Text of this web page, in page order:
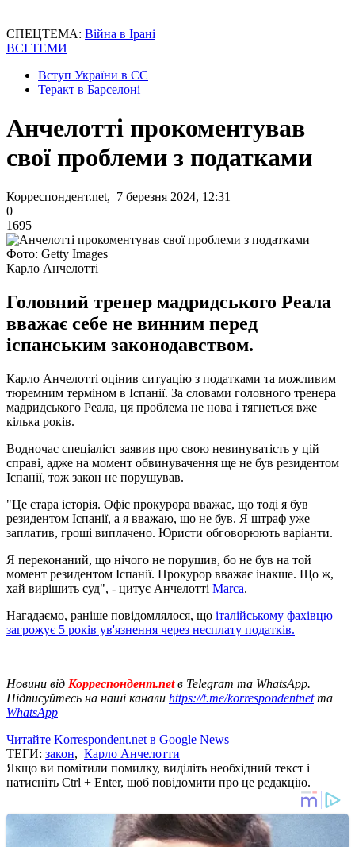
СПЕЦТЕМА: Війна в Ірані
ВСІ ТЕМИ
Вступ України в ЄС
Теракт в Барселоні
Анчелотті прокоментував
свої проблеми з податками
Корреспондент.net, 7 березня 2024, 12:31
0
1695
Фото: Getty Images
Карло Анчелотті
Головний тренер мадридського Реала
вважає себе не винним перед
іспанським законодавством.
Карло Анчелотті оцінив ситуацію з податками та можливим
тюремним терміном в Іспанії. За словами головного тренера
мадридського Реала, ця проблема не нова і тягнеться вже
кілька років.
Водночас спеціаліст заявив про свою невинуватість у цій
справі, адже на момент обвинувачення ще не був резидентом
Іспанії, тож закон не порушував.
"Це стара історія. Офіс прокурора вважає, що тоді я був
резидентом Іспанії, а я вважаю, що не був. Я штраф уже
заплатив, гроші виплачено. Юристи обговорюють варіанти.
Я переконаний, що нічого не порушив, бо не був на той
момент резидентом Іспанії. Прокурор вважає інакше. Що ж,
хай вирішить суд", - цитує Анчелотті Marca.
Нагадаємо, раніше повідомлялося, що італійському фахівцю
загрожує 5 років ув'язнення через несплату податків.
Новини від Корреспондент.netв Telegram та WhatsApp.
Підписуйтесь на наші канали https://t.me/korrespondentnetта
WhatsApp
Читайте Korrespondent.net в Google News
ТЕГИ: закон, Карло Анчелотти
Якщо ви помітили помилку, виділіть необхідний текст і
натисніть Ctrl + Enter, щоб повідомити про це редакцію.